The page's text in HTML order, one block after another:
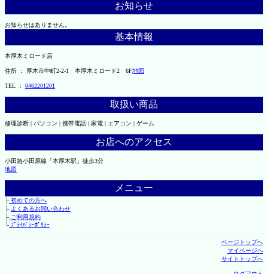
お知らせ
お知らせはありません。
基本情報
本厚木ミロード店
住所 ： 厚木市中町2-2-1 本厚木ミロード2 6F地図
TEL ： 0462201201
取扱い商品
修理診断 | パソコン | 携帯電話 | 家電 | エアコン | ゲーム
お店へのアクセス
小田急小田原線「本厚木駅」徒歩3分
地図
メニュー
├初めての方へ
├ よくあるお問い合わせ
├ご利用規約
└ﾌﾟﾗｲﾊﾞｼｰﾎﾟﾘｼｰ
ページトップへ
マイページへ
サイトトップへ